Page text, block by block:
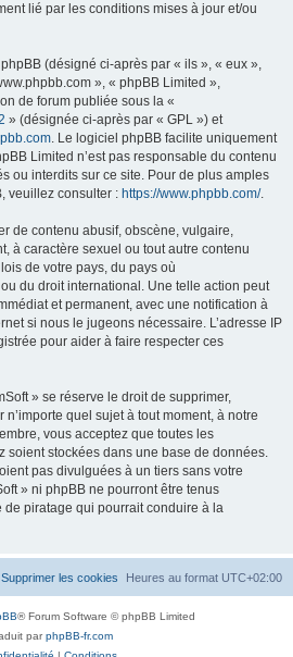
lié par les conditions mises à jour et/ou
(désigné ci-après par « ils », « eux »,
», « phpBB Limited »,
de forum publiée sous la «
» (désignée ci-après par « GPL ») et
. Le logiciel phpBB facilite uniquement
Limited n’est pas responsable du contenu
ou interdits sur ce site. Pour de plus amples
veuillez consulter : https://www.phpbb.com/.
de contenu abusif, obscène, vulgaire,
à caractère sexuel ou tout autre contenu
de votre pays, du pays où
du droit international. Une telle action peut
et permanent, avec une notification à
si nous le jugeons nécessaire. L’adresse IP
pour aider à faire respecter ces
» se réserve le droit de supprimer,
quel sujet à tout moment, à notre
vous acceptez que toutes les
soient stockées dans une base de données.
pas divulguées à un tiers sans votre
» ni phpBB ne pourront être tenus
piratage qui pourrait conduire à la
Heures au format UTC+02:00
Supprimer les cookies
® Forum Software © phpBB Limited
parphpBB-fr.com